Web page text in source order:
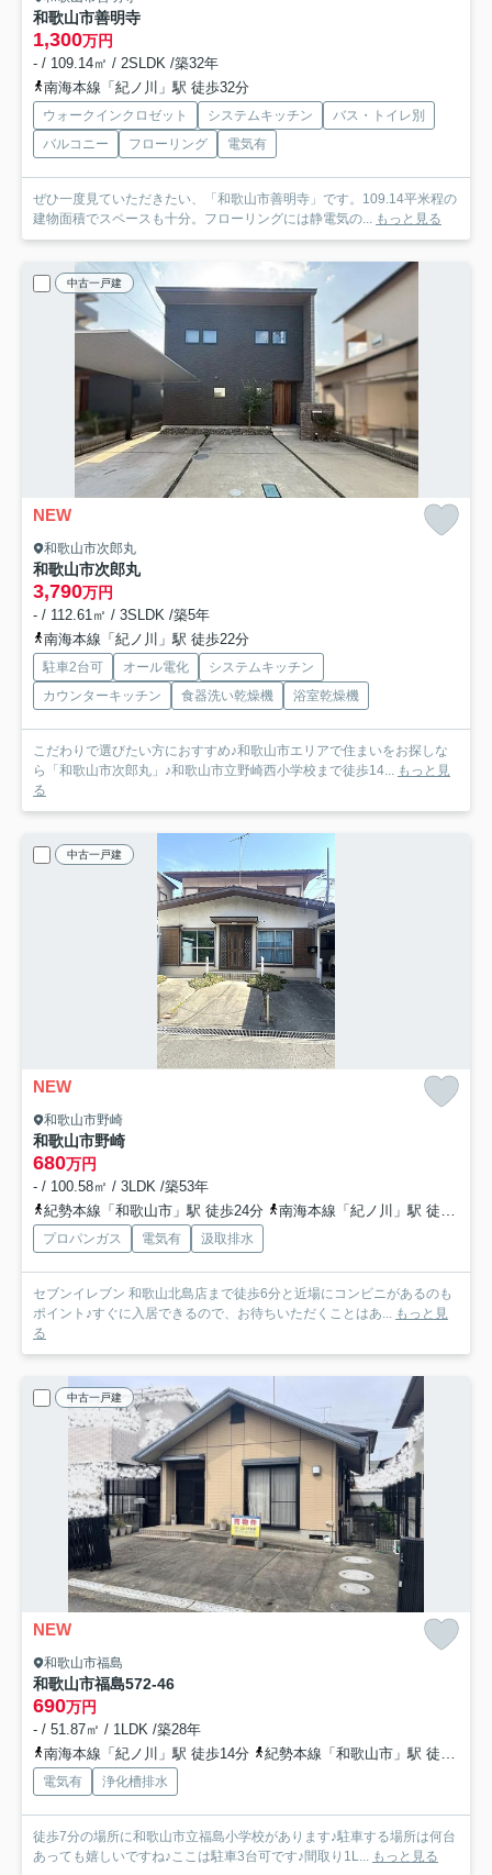
和歌山市善明寺
1,300万円
- / 109.14㎡ / 2SLDK /築32年
南海本線「紀ノ川」駅 徒歩32分
ウォークインクロゼット システムキッチン
バス・トイレ別
バルコニー
フローリング 電気有
ぜひ一度見ていただきたい、「和歌山市善明寺」です。109.14平米程の
建物面積でスペースも十分。フローリングには静電気の... もっと見る
中古一戸建
NEW
和歌山市次郎丸
和歌山市次郎丸
3,790万円
- / 112.61㎡ / 3SLDK /築5年
南海本線「紀ノ川」駅 徒歩22分
駐車2台可 オール電化
システムキッチン
カウンターキッチン
食器洗い乾燥機 浴室乾燥機
こだわりで選びたい方におすすめ♪和歌山市エリアで住まいをお探しな
ら「和歌山市次郎丸」♪和歌山市立野崎西小学校まで徒歩14... もっと見
る
中古一戸建
NEW
和歌山市野崎
和歌山市野崎
680万円
- / 100.58㎡ / 3LDK /築53年
紀勢本線「和歌山市」駅 徒歩24分
南海本線「紀ノ川」駅 徒歩27分
プロパンガス 電気有 汲取排水
セブンイレブン 和歌山北島店まで徒歩6分と近場にコンビニがあるのも
ポイント♪すぐに入居できるので、お待ちいただくことはあ... もっと見
る
中古一戸建
NEW
和歌山市福島
和歌山市福島572-46
690万円
- / 51.87㎡ / 1LDK /築28年
南海本線「紀ノ川」駅 徒歩14分
紀勢本線「和歌山市」駅 徒歩21分
電気有 浄化槽排水
徒歩7分の場所に和歌山市立福島小学校があります♪駐車する場所は何台
あっても嬉しいですね♪ここは駐車3台可です♪間取り1L... もっと見る